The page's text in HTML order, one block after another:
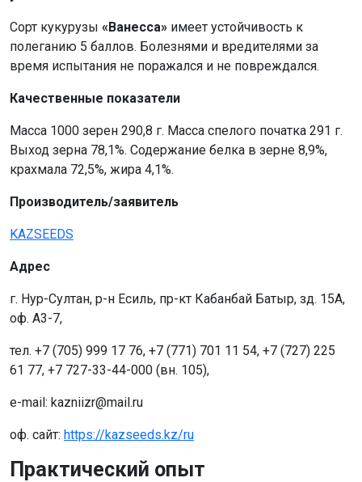
Сорт кукурузы «Ванесса» имеет устойчивость к
полеганию 5 баллов. Болезнями и вредителями за
время испытания не поражался и не повреждался.
Качественные показатели
Масса 1000 зерен 290,8 г. Масса спелого початка 291 г.
Выход зерна 78,1%. Содержание белка в зерне 8,9%,
крахмала 72,5%, жира 4,1%.
Производитель/заявитель
KAZSEEDS​
Адрес
г. Нур-Султан, р-н Есиль, пр-кт Кабанбай Батыр, зд. 15А,
оф. А3-7,
тел. +7 (705) 999 17 76, +7 (771) 701 11 54, +7 (727) 225
61 77, +7 727-33-44-000 (вн. 105),
e-mail: kazniizr@mail.ru
оф. сайт: https://kazseeds.kz/ru
Практический опыт